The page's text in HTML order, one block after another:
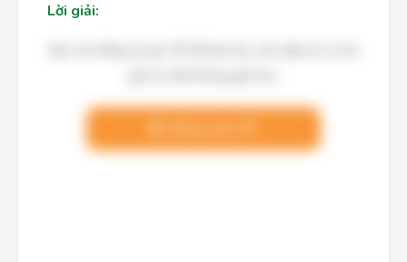
Lời giải: